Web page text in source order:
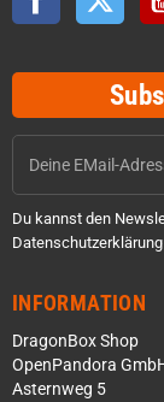
Du kannst den
Datenschutzerklärung
INFORMATION
DragonBox Shop
OpenPandora
Asternweg 5